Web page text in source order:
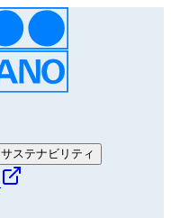
サステナビリティ